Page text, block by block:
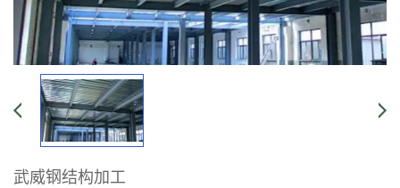
武威钢结构加工